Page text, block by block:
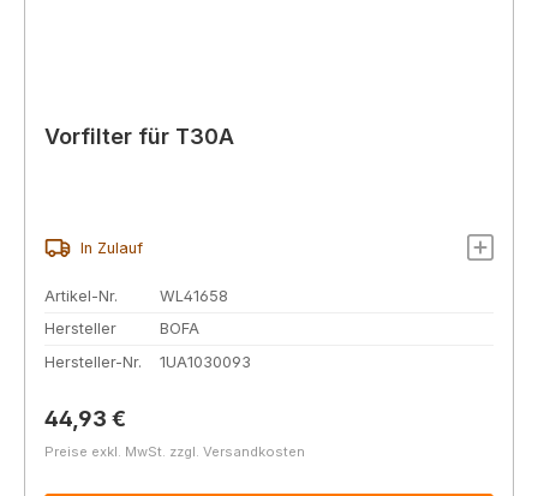
Vorfilter für T30A
In Zulauf
Artikel-Nr.
WL41658
Hersteller
BOFA
Hersteller-Nr.
1UA1030093
Regulärer Preis:
44,93 €
Preise exkl. MwSt. zzgl. Versandkosten